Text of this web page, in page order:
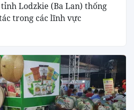
Lodzkie (Ba Lan) thống
trong các lĩnh vực